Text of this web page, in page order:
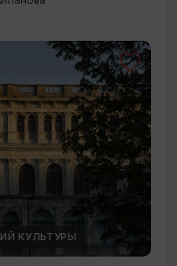
КУЛЬТУРЫ